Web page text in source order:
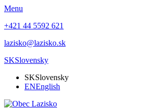
Menu
+421 44 5592 621
lazisko@lazisko.sk
SKSlovensky
SKSlovensky
ENEnglish